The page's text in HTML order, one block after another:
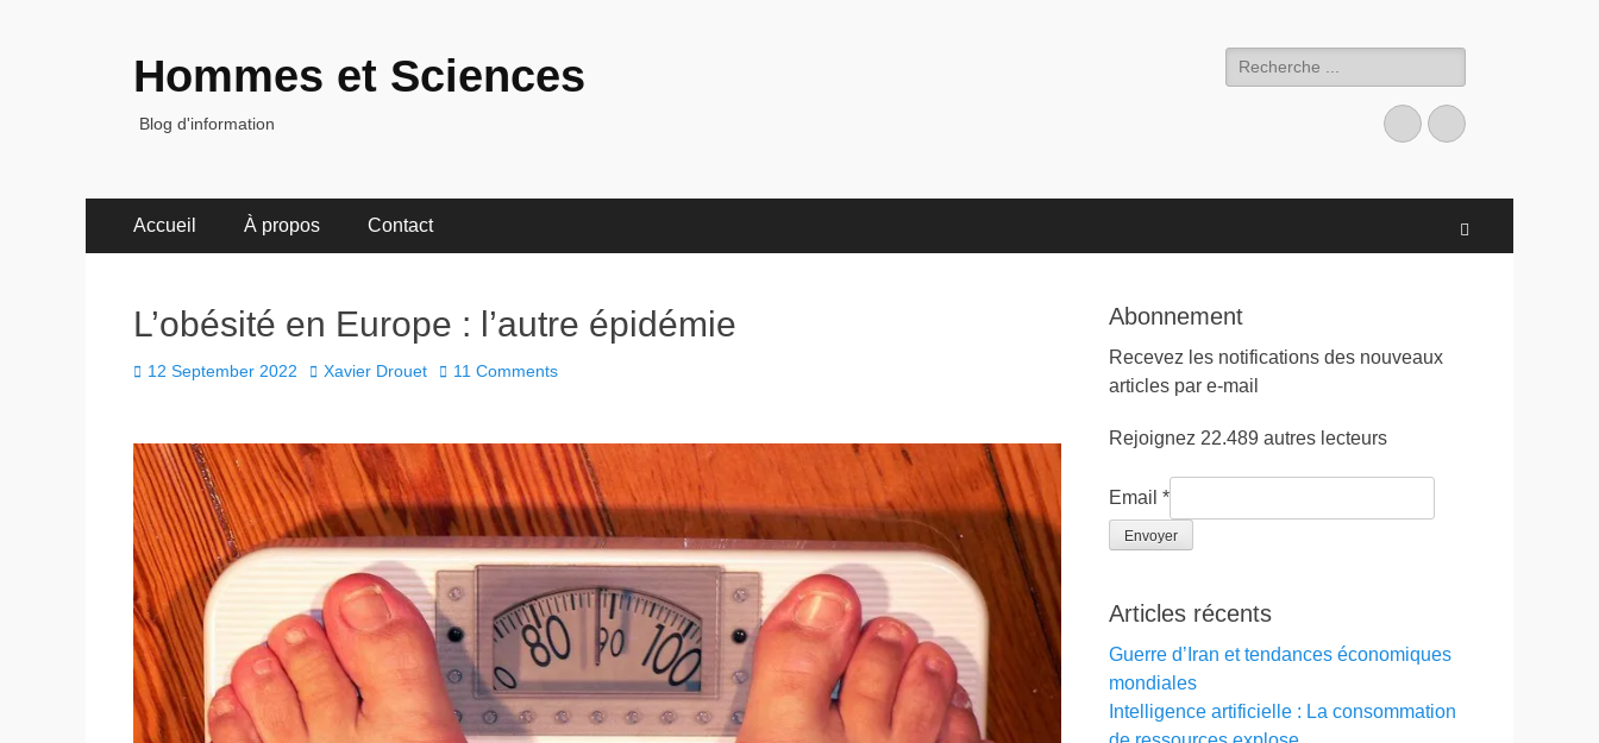
Hommes et Sciences
Blog d'information
Search
for:
FacebookLinkedIn
Primary
Menu
Accueil À propos Contact
L’obésité en Europe : l’autre épidémie
Posted
12 September 2022 Author
Xavier Drouet 11 Comments
Abonnement
Recevez les notifications des nouveaux
articles par e-mail
Rejoignez 22.489 autres lecteurs
Email *
Envoyer
Articles récents
Guerre d’Iran et tendances économiques
mondiales
Intelligence artificielle : La consommation